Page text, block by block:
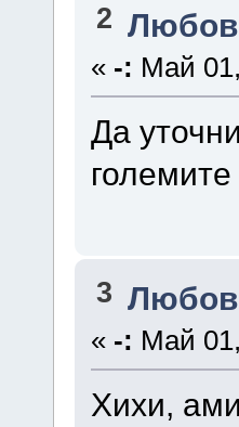
2 Любов
« -: Май
Да
3 Любов
« -: Май
Хихи,